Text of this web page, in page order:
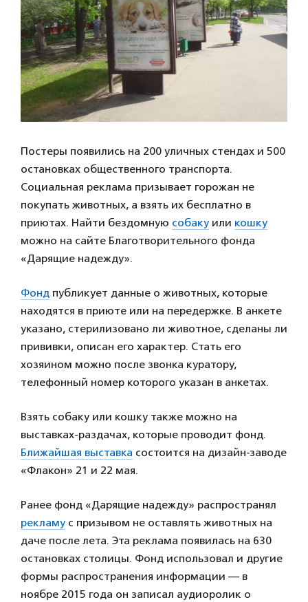
Постеры появились на 200 уличных стендах и 500
остановках общественного транспорта.
Социальная реклама призывает горожан не
покупать животных, а взять их бесплатно в
приютах. Найти бездомную собаку или кошку
можно на сайте Благотворительного фонда
«Дарящие надежду».
Фонд публикует данные о животных, которые
находятся в приюте или на передержке. В анкете
указано, стерилизовано ли животное, сделаны ли
прививки, описан его характер. Стать его
хозяином можно после звонка куратору,
телефонный номер которого указан в анкетах.
Взять собаку или кошку также можно на
выставках-раздачах, которые проводит фонд.
Ближайшая выставка состоится на дизайн-заводе
«Флакон» 21 и 22 мая.
Ранее фонд «Дарящие надежду» распространял
рекламу с призывом не оставлять животных на
даче после лета. Эта реклама появилась на 630
остановках столицы. Фонд использовал и другие
формы распространения информации — в
ноябре 2015 года он записал аудиоролик о